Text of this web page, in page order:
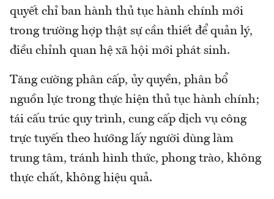
quyết chỉ ban hành thủ tục hành chính mới
trong trường hợp thật sự cần thiết để quản lý,
điều chỉnh quan hệ xã hội mới phát sinh.
Tăng cường phân cấp, ủy quyền, phân bổ
nguồn lực trong thực hiện thủ tục hành chính;
tái cấu trúc quy trình, cung cấp dịch vụ công
trực tuyến theo hướng lấy người dùng làm
trung tâm, tránh hình thức, phong trào, không
thực chất, không hiệu quả.